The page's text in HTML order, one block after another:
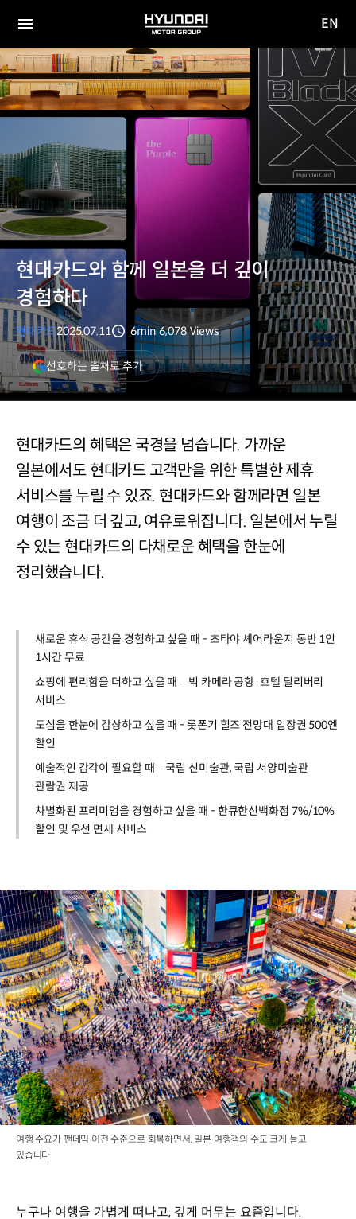
전체
메뉴
HYUNDAI
MOTOR
GROUP
사이
이동
EN
현대카드와 함께 일본을 더 깊이
경험하다
현대카드2025.07.11
분량
6min
조회수
6,078 Views
선호하는 출처로 추가(새
창
열림)
현대카드의 혜택은 국경을 넘습니다. 가까운
일본에서도 현대카드 고객만을 위한 특별한 제휴
서비스를 누릴 수 있죠. 현대카드와 함께라면 일본
여행이 조금 더 깊고, 여유로워집니다. 일본에서 누릴
수 있는 현대카드의 다채로운 혜택을 한눈에
정리했습니다.
새로운 휴식 공간을 경험하고 싶을 때 - 츠타야 셰어라운지 동반 1인
1시간 무료
쇼핑에 편리함을 더하고 싶을 때 – 빅 카메라 공항·호텔 딜리버리
서비스
도심을 한눈에 감상하고 싶을 때 - 롯폰기 힐즈 전망대 입장권 500엔
할인
예술적인 감각이 필요할 때 – 국립 신미술관, 국립 서양미술관
관람권 제공
차별화된 프리미엄을 경험하고 싶을 때 - 한큐한신백화점 7%/10%
할인 및 우선 면세 서비스
여행 수요가 팬데믹 이전 수준으로 회복하면서, 일본 여행객의 수도 크게 늘고
있습니다
누구나 여행을 가볍게 떠나고, 깊게 머무는 요즘입니다.